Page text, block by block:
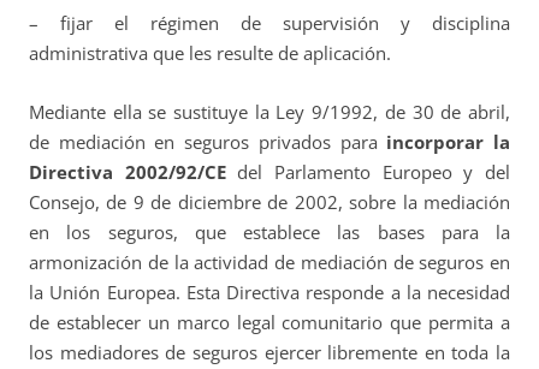
– fijar el régimen de supervisión y disciplina
administrativa que les resulte de aplicación.
Mediante ella se sustituye la Ley 9/1992, de 30 de abril,
de mediación en seguros privados para incorporar la
Directiva 2002/92/CEdel Parlamento Europeo y del
Consejo, de 9 de diciembre de 2002, sobre la mediación
en los seguros, que establece las bases para la
armonización de la actividad de mediación de seguros en
la Unión Europea. Esta Directiva responde a la necesidad
de establecer un marco legal comunitario que permita a
los mediadores de seguros ejercer libremente en toda la